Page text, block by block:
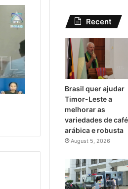
Recent
Brasil quer ajudar
Timor-Leste a
melhorar as
variedades de café
arábica e robusta
August 5, 2026